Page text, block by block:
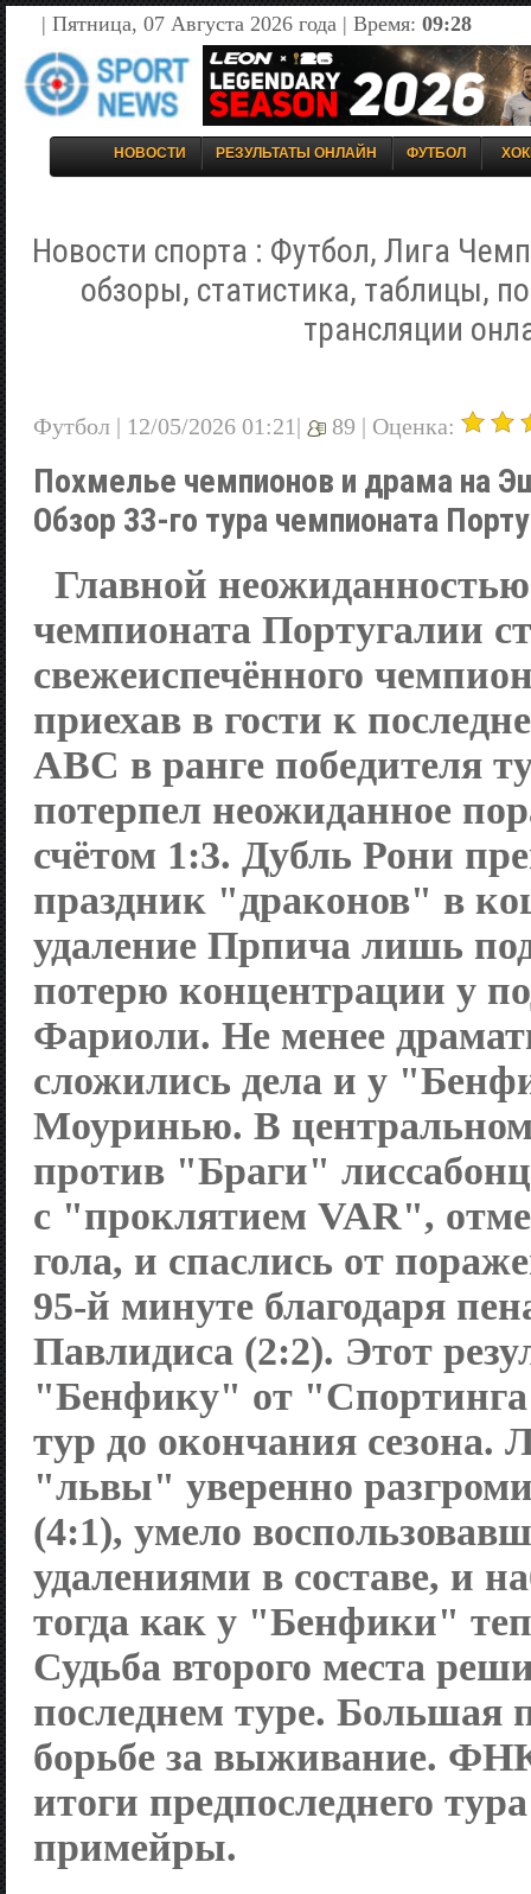
| Пятница, 07 Августа 2026 года | Время: 09:28
НОВОСТИ РЕЗУЛЬТАТЫ ОНЛАЙН ФУТБОЛ
Новости спорта : Футбол, Лига
обзоры, статистика, таблицы,
трансляции
Футбол | 12/05/2026 01:21| 89 | Оценка:
Похмелье чемпионов и драма на
Обзор 33-го тура чемпионата
Главной неожиданностью
чемпионата Португалии
свежеиспечённого
приехав в гости к
АВС в ранге победителя
потерпел неожиданное
счётом 1:3. Дубль Рони
праздник "драконов" в
удаление Прпича лишь
потерю концентрации у
Фариоли. Не менее
сложились дела и у
Моуринью. В центральном
против "Браги"
с "проклятием VAR",
гола, и спаслись от
95-й минуте благодаря
Павлидиса (2:2). Этот
"Бенфику" от
тур до окончания сезона.
"львы" уверенно
(4:1), умело
удалениями в составе, и
тогда как у "Бенфики"
Судьба второго места
последнем туре. Большая
борьбе за выживание.
итоги предпоследнего
примейры.